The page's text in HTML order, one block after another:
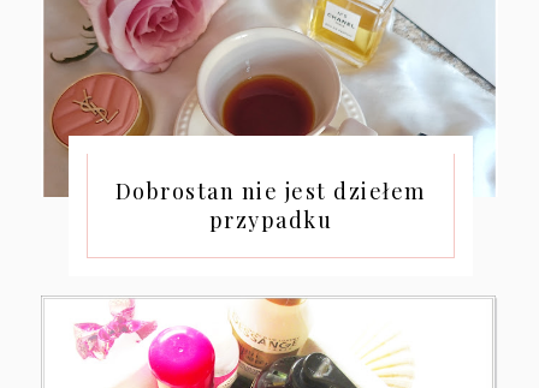
Dobrostan nie jest dziełem
przypadku